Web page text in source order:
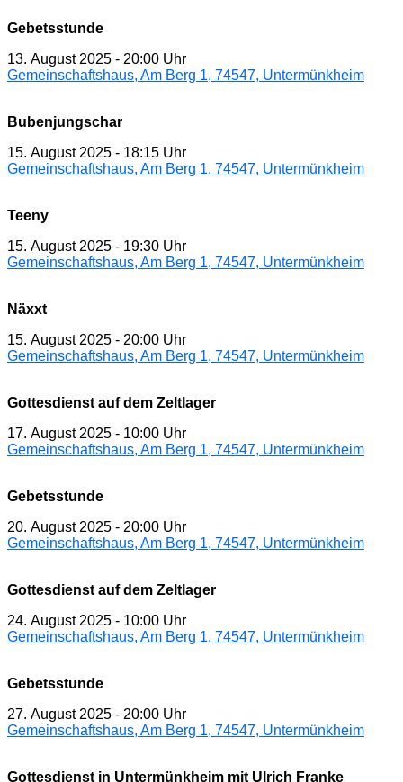
Gebetsstunde
13. August 2025 - 20:00 Uhr
Gemeinschaftshaus, Am Berg 1, 74547, Untermünkheim
Bubenjungschar
15. August 2025 - 18:15 Uhr
Gemeinschaftshaus, Am Berg 1, 74547, Untermünkheim
Teeny
15. August 2025 - 19:30 Uhr
Gemeinschaftshaus, Am Berg 1, 74547, Untermünkheim
Näxxt
15. August 2025 - 20:00 Uhr
Gemeinschaftshaus, Am Berg 1, 74547, Untermünkheim
Gottesdienst auf dem Zeltlager
17. August 2025 - 10:00 Uhr
Gemeinschaftshaus, Am Berg 1, 74547, Untermünkheim
Gebetsstunde
20. August 2025 - 20:00 Uhr
Gemeinschaftshaus, Am Berg 1, 74547, Untermünkheim
Gottesdienst auf dem Zeltlager
24. August 2025 - 10:00 Uhr
Gemeinschaftshaus, Am Berg 1, 74547, Untermünkheim
Gebetsstunde
27. August 2025 - 20:00 Uhr
Gemeinschaftshaus, Am Berg 1, 74547, Untermünkheim
Gottesdienst in Untermünkheim mit Ulrich Franke